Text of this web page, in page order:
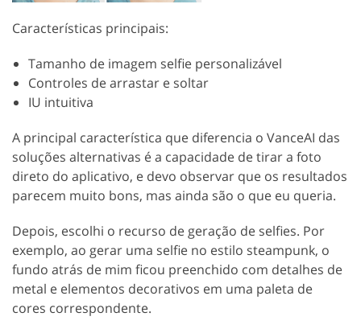
Características principais:
Tamanho de imagem selfie personalizável
Controles de arrastar e soltar
IU intuitiva
A principal característica que diferencia o VanceAI das
soluções alternativas é a capacidade de tirar a foto
direto do aplicativo, e devo observar que os resultados
parecem muito bons, mas ainda são o que eu queria.
Depois, escolhi o recurso de geração de selfies. Por
exemplo, ao gerar uma selfie no estilo steampunk, o
fundo atrás de mim ficou preenchido com detalhes de
metal e elementos decorativos em uma paleta de
cores correspondente.